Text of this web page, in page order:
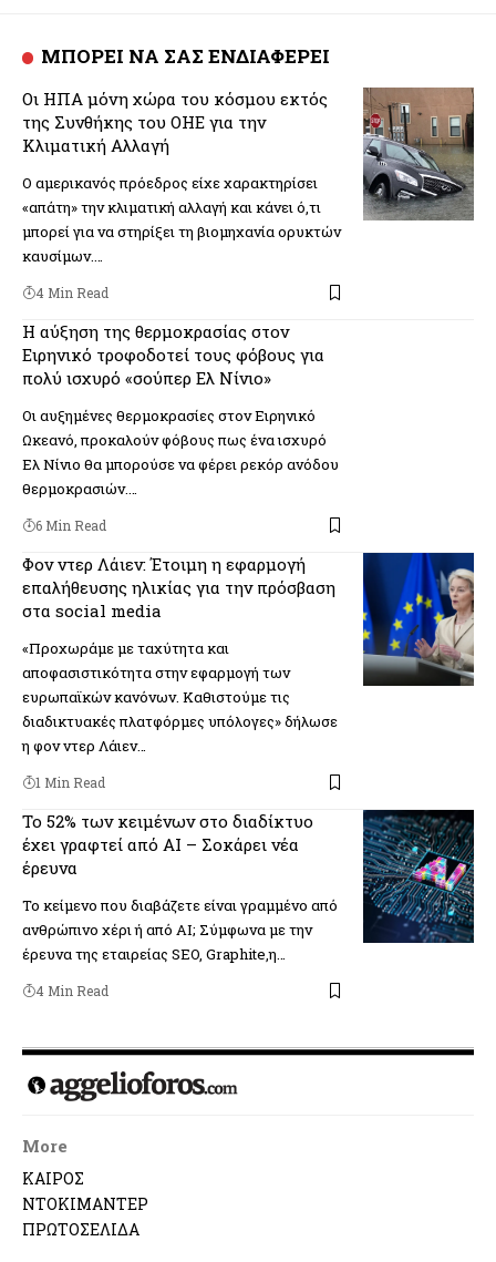
ΜΠΟΡΕΙ ΝΑ ΣΑΣ ΕΝΔΙΑΦΕΡΕΙ
Οι ΗΠΑ μόνη χώρα του κόσμου εκτός
της Συνθήκης του ΟΗΕ για την
Κλιματική Αλλαγή
O αμερικανός πρόεδρος είχε χαρακτηρίσει
«απάτη» την κλιματική αλλαγή και κάνει ό,τι
μπορεί για να στηρίξει τη βιομηχανία ορυκτών
καυσίμων.…
4 Min Read
Η αύξηση της θερμοκρασίας στον
Ειρηνικό τροφοδοτεί τους φόβους για
πολύ ισχυρό «σούπερ Ελ Νίνιο»
Οι αυξημένες θερμοκρασίες στον Ειρηνικό
Ωκεανό, προκαλούν φόβους πως ένα ισχυρό
Ελ Νίνιο θα μπορούσε να φέρει ρεκόρ ανόδου
θερμοκρασιών.…
6 Min Read
Φον ντερ Λάιεν: Έτοιμη η εφαρμογή
επαλήθευσης ηλικίας για την πρόσβαση
στα social media
«Προχωράμε με ταχύτητα και
αποφασιστικότητα στην εφαρμογή των
ευρωπαϊκών κανόνων. Καθιστούμε τις
διαδικτυακές πλατφόρμες υπόλογες» δήλωσε
η φον ντερ Λάιεν…
1 Min Read
Το 52% των κειμένων στο διαδίκτυο
έχει γραφτεί από AI – Σοκάρει νέα
έρευνα
Το κείμενο που διαβάζετε είναι γραμμένο από
ανθρώπινο χέρι ή από AI; Σύμφωνα με την
έρευνα της εταιρείας SEO, Graphite,η…
4 Min Read
More
ΚΑΙΡΟΣ
ΝΤΟΚΙΜΑΝΤΕΡ
ΠΡΩΤΟΣΕΛΙΔΑ